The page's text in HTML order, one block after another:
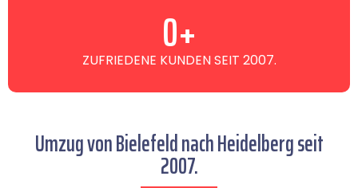
ZUFRIEDENE KUNDEN SEIT 2007.
0+
Umzug von Bielefeld nach Heidelberg seit
2007.